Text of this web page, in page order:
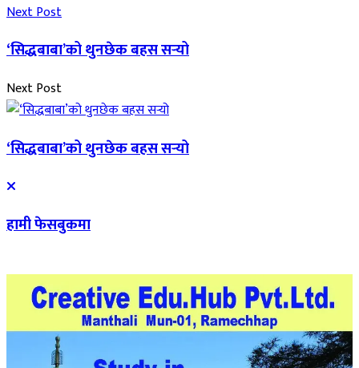
Next Post
‘सिद्धबाबा’को थुनछेक बहस सर्‍यो
Next Post
‘सिद्धबाबा’को थुनछेक बहस सर्‍यो
हामी फेसबुकमा